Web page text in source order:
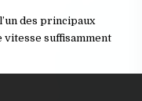
des principaux
vitesse suffisamment